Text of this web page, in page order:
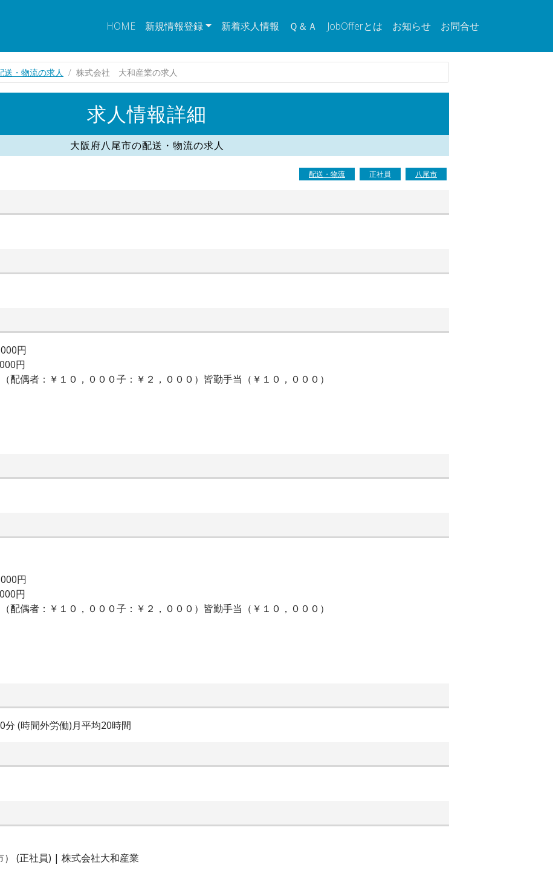
HOME 新規情報登録 新着求人情報 Ｑ＆Ａ JobOfferとは お知らせ お問合せ
送・物流の求人 株式会社 大和産業の求人
求人情報詳細
大阪府八尾市の配送・物流の求人
配送・物流 正社員 八尾市
円
円
配偶者：￥１０，０００子：￥２，０００）皆勤手当（￥１０，０００）
円
円
配偶者：￥１０，０００子：￥２，０００）皆勤手当（￥１０，０００）
(時間外労働)月平均20時間
(正社員) | 株式会社大和産業